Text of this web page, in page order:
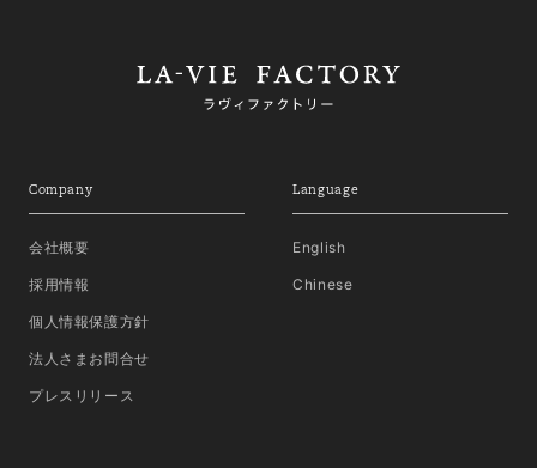
Company
会社概要
採用情報
個人情報保護方針
法人さまお問合せ
プレスリリース
Language
English
Chinese